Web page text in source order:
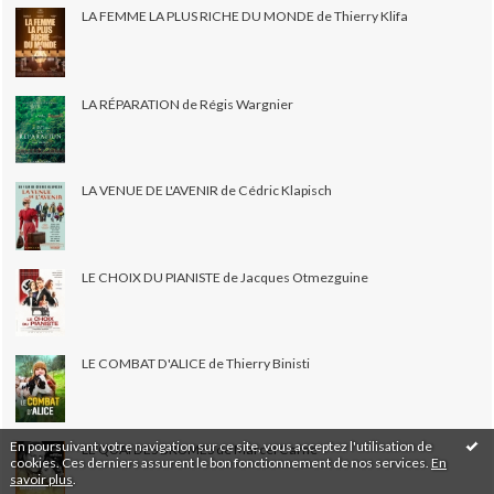
En poursuivant votre navigation sur ce site, vous acceptez l'utilisation de
cookies. Ces derniers assurent le bon fonctionnement de nos services. En
savoir plus
LA FEMME LA PLUS RICHE DU MONDE de Thierry Klifa
LA RÉPARATION de Régis Wargnier
LA VENUE DE L'AVENIR de Cédric Klapisch
LE CHOIX DU PIANISTE de Jacques Otmezguine
LE COMBAT D'ALICE de Thierry Binisti
LE QUAI DES BRUMES de Marcel Carné